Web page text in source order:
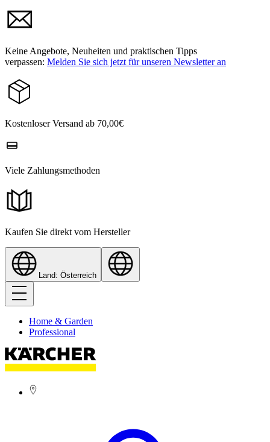
Keine Angebote, Neuheiten und praktischen Tipps
verpassen: Melden Sie sich jetzt für unseren Newsletter an
Kostenloser Versand ab 70,00€
Viele Zahlungsmethoden
Kaufen Sie direkt vom Hersteller
Land: Österreich
Home & Garden
Professional